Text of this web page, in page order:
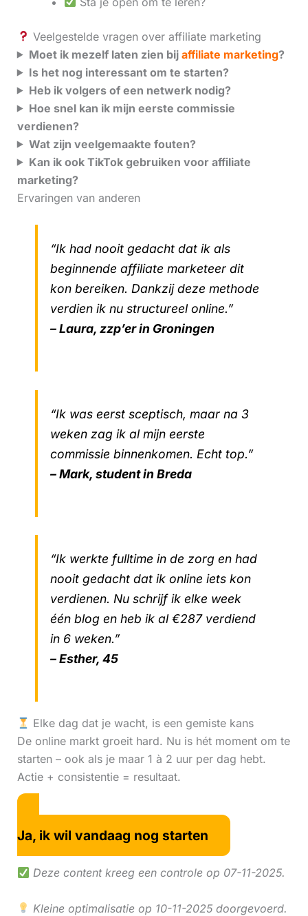
Veelgestelde vragen over affiliate marketing
Moet ik mezelf laten zien bij affiliate marketing?
Is het nog interessant om te starten?
Heb ik volgers of een netwerk nodig?
Hoe snel kan ik mijn eerste commissie
verdienen?
Wat zijn veelgemaakte fouten?
Kan ik ook TikTok gebruiken voor affiliate
marketing?
Ervaringen van anderen
“Ik had nooit gedacht dat ik als
beginnende affiliate marketeer dit
kon bereiken. Dankzij deze methode
verdien ik nu structureel online.”
– Laura, zzp’er in Groningen
“Ik was eerst sceptisch, maar na 3
weken zag ik al mijn eerste
commissie binnenkomen. Echt top.”
– Mark, student in Breda
“Ik werkte fulltime in de zorg en had
nooit gedacht dat ik online iets kon
verdienen. Nu schrijf ik elke week
één blog en heb ik al €287 verdiend
in 6 weken.”
– Esther, 45
Elke dag dat je wacht, is een gemiste kans
De online markt groeit hard. Nu is hét moment om te
starten – ook als je maar 1 à 2 uur per dag hebt.
Actie + consistentie = resultaat.
Ja, ik wil vandaag nog starten
Deze content kreeg een controle op 07-11-2025.
Kleine optimalisatie op 10-11-2025 doorgevoerd.